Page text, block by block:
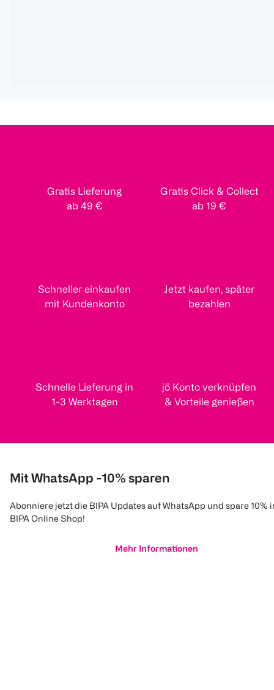
Gratis Lieferung
ab 49 €
Gratis Click & Collect
ab 19 €
Schneller einkaufen
mit Kundenkonto
Jetzt kaufen, später
bezahlen
Schnelle Lieferung in
1-3 Werktagen
jö Konto verknüpfen
& Vorteile genießen
Mit WhatsApp -10% sparen
Abonniere jetzt die BIPA Updates auf WhatsApp und spare 10%
BIPA Online Shop!
Mehr Informationen